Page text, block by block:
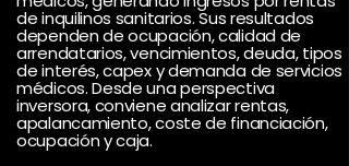
de inquilinos sanitarios. Sus resultados
dependen de ocupación, calidad de
arrendatarios, vencimientos, deuda, tipos
de interés, capex y demanda de servicios
médicos. Desde una perspectiva
inversora, conviene analizar rentas,
apalancamiento, coste de financiación,
ocupación y caja.